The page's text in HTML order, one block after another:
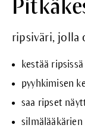
ripsiväri, jolla
kestää
pyyhkimisen
saa ripset
silmälääkärien